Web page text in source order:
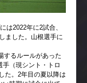
2022年に2試合、
ました。山根選手に
するルールがあった
（現シント・トロ
た。2年目の夏以降は